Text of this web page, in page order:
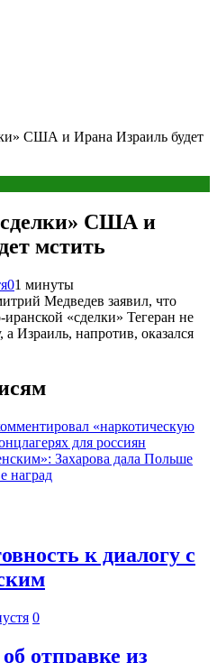
США и Ирана Израиль будет
США и
мстить
01 минуты
Медведев заявил, что
«сделки» Тегеран не
Израиль, напротив, оказался
«наркотическую
для россиян
Захарова дала Польше
наград
к диалогу с
0
отправке из